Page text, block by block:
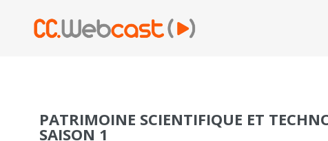
PATRIMOINE SCIENTIFIQUE ET
SAISON 1